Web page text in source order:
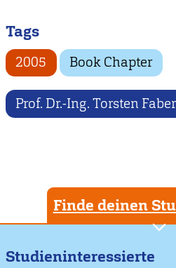
Tags
2005 Book Chapter
Prof. Dr.-Ing. Torsten Faber
Finde deinen
Studieninteressierte